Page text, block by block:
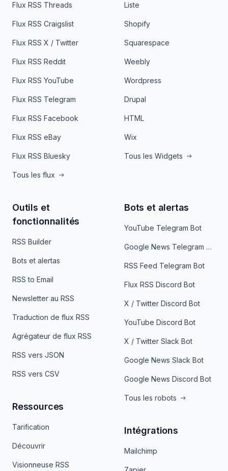
Flux RSS Threads
Flux RSS Craigslist
Flux RSS X / Twitter
Flux RSS Reddit
Flux RSS YouTube
Flux RSS Telegram
Flux RSS Facebook
Flux RSS eBay
Flux RSS Bluesky
Tous les flux
Liste
Shopify
Squarespace
Weebly
Wordpress
Drupal
HTML
Wix
Tous les Widgets
Outils et
fonctionnalités
RSS Builder
Bots et alertas
RSS to Email
Newsletter au RSS
Traduction de flux RSS
Agrégateur de flux RSS
RSS vers JSON
RSS vers CSV
Ressources
Tarification
Découvrir
Visionneuse RSS
Bots et alertas
YouTube Telegram Bot
Google News Telegram Bot
RSS Feed Telegram Bot
Flux RSS Discord Bot
X / Twitter Discord Bot
YouTube Discord Bot
X / Twitter Slack Bot
Google News Slack Bot
Google News Discord Bot
Tous les robots
Intégrations
Mailchimp